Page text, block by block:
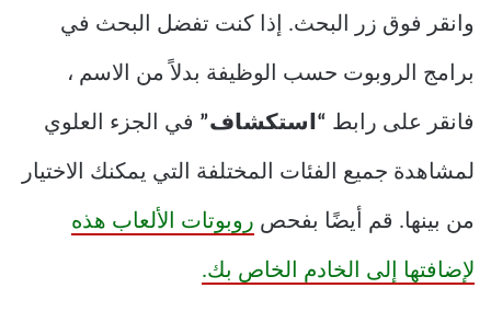
وانقر فوق زر البحث. إذا كنت تفضل البحث في
برامج الروبوت حسب الوظيفة بدلاً من الاسم ،
فانقر على رابط “استكشاف” في الجزء العلوي
لمشاهدة جميع الفئات المختلفة التي يمكنك الاختيار
من بينها. قم أيضًا بفحص روبوتات الألعاب هذه
لإضافتها إلى الخادم الخاص بك.